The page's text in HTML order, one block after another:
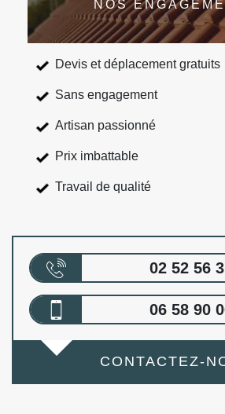
NOS
Devis et déplacement gratuits
Sans engagement
Artisan passionné
Prix imbattable
Travail de qualité
02 52 56
06 58 90
CONTACTEZ-